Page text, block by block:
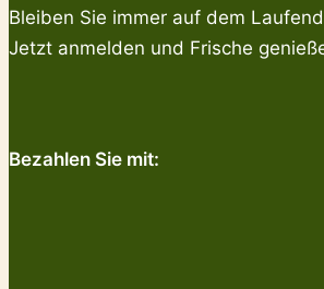
Bleiben Sie immer auf dem
Jetzt anmelden und Frische
Bezahlen Sie mit: